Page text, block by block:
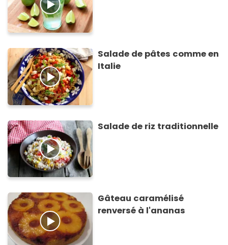
Salade de pâtes comme en
Italie
Salade de riz traditionnelle
Gâteau caramélisé
renversé à l'ananas